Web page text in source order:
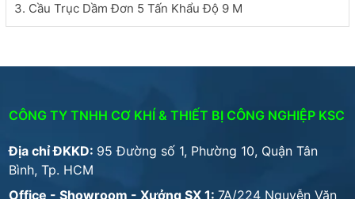
3. Cầu Trục Dầm Đơn 5 Tấn Khẩu Độ 9 M
CÔNG TY TNHH CƠ KHÍ & THIẾT BỊ CÔNG NGHIỆP KSC
Địa chỉ ĐKKD: 95 Đường số 1, Phường 10, Quận Tân
Bình, Tp. HCM
Office - Showroom - Xưởng SX 1:7A/224 Nguyễn Văn